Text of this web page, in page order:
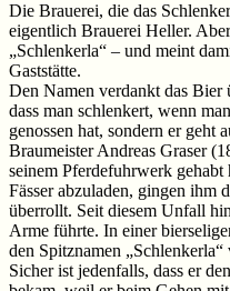
Die Brauerei, die das
eigentlich Brauerei Heller.
„Schlenkerla“ – und meint
Gaststätte.
Den Namen verdankt das Bier
dass man schlenkert, wenn
genossen hat, sondern er geht
Braumeister Andreas Graser
seinem Pferdefuhrwerk gehabt
Fässer abzuladen, gingen ihm
überrollt. Seit diesem Unfall
Arme führte. In einer
den Spitznamen „Schlenkerla“
Sicher ist jedenfalls, dass er